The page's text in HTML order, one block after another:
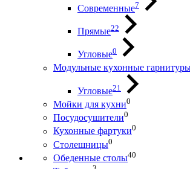
Современные7
Прямые22
Угловые0
Модульные кухонные
Угловые21
Мойки для кухни0
Посудосушители0
Кухонные фартуки0
Столешницы0
Обеденные столы40